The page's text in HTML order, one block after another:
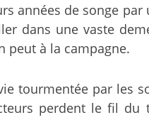
années de songe
dans une vaste
peut à la campagne.
tourmentée par les
perdent le fil